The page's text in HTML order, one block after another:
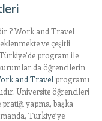
? Work and Travel
ve çeşitli
program ile
da öğrencilerin
and Travel programı
Üniversite öğrencileri
yapma, başka
Türkiye’ye